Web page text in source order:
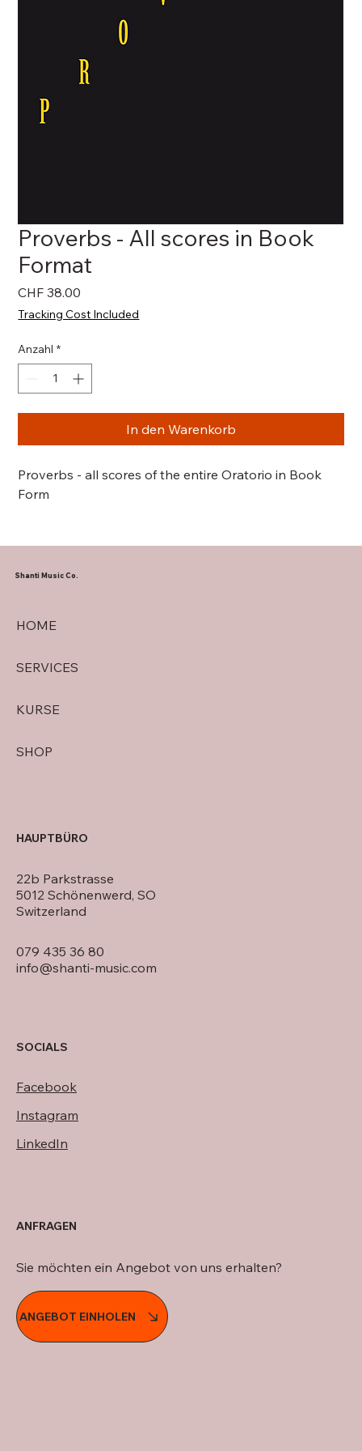
Proverbs - All scores in Book
Format
CHF 38.00
Tracking Cost Included
Anzahl *
In den Warenkorb
Proverbs - all scores of the entire Oratorio in Book
Form
HOME
SERVICES
KURSE
SHOP
Shanti Music Co.
079 435 36 80
info@shanti-music.com
22b Parkstrasse
5012 Schönenwerd, SO
Switzerland
HAUPTBÜRO
SOCIALS
Facebook
Instagram
LinkedIn
ANGEBOT EINHOLEN
Sie möchten ein Angebot von uns erhalten?
ANFRAGEN